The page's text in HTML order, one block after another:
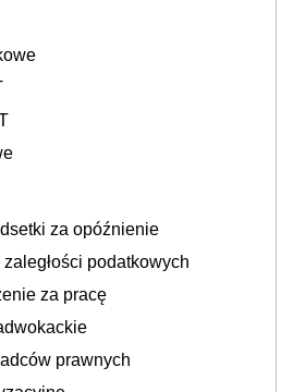
za opóźnienie
podatkowych
za pracę
prawnych